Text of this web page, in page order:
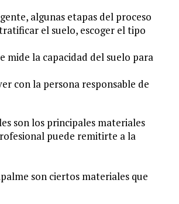
algunas etapas del proceso
el suelo, escoger el tipo
mide la capacidad del suelo para
con la persona responsable de
son los principales materiales
puede remitirte a la
son ciertos materiales que